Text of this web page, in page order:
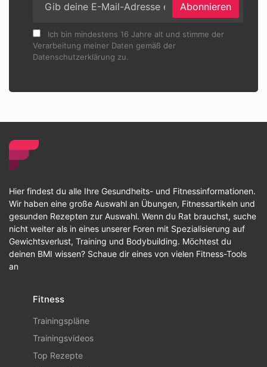
Abonnieren
Ich bin mindestens 16 Jahre alt und stimme der
Verarbeitung meiner Daten gemäß der
Datenschutzerklärung zu.
Hier findest du alle Ihre Gesundheits- und Fitnessinformationen.
Wir haben eine große Auswahl an Übungen, Fitnessartikeln und
gesunden Rezepten zur Auswahl. Wenn du Rat brauchst, suche
nicht weiter als in eines unserer Foren mit Spezialisierung auf
Gewichtsverlust, Training und Bodybuilding. Möchtest du
deinen BMI wissen? Schaue dir eines von vielen Fitness-Tools
an
Fitness
Trainingspläne
Trainingsvideos
Top Rezepte